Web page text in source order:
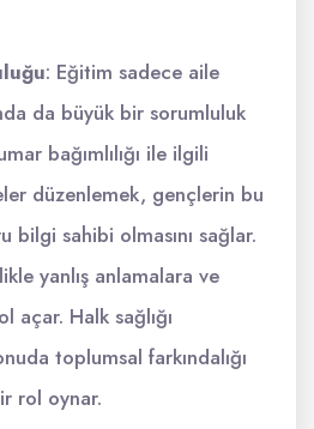
: Eğitim sadece aile
da büyük bir sorumluluk
bağımlılığı ile ilgili
düzenlemek, gençlerin bu
bilgi sahibi olmasını sağlar.
yanlış anlamalara ve
açar. Halk sağlığı
toplumsal farkındalığı
rol oynar.